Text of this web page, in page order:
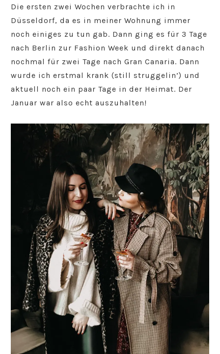
Die ersten zwei Wochen verbrachte ich in
Düsseldorf, da es in meiner Wohnung immer
noch einiges zu tun gab. Dann ging es für 3 Tage
nach Berlin zur Fashion Week und direkt danach
nochmal für zwei Tage nach Gran Canaria. Dann
wurde ich erstmal krank (still struggelin’) und
aktuell noch ein paar Tage in der Heimat. Der
Januar war also echt auszuhalten!